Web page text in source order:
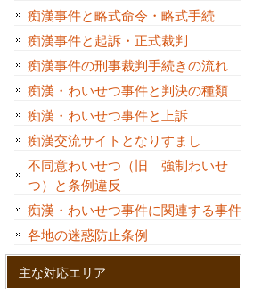
痴漢事件と略式命令・略式手続
痴漢事件と起訴・正式裁判
痴漢事件の刑事裁判手続きの流れ
痴漢・わいせつ事件と判決の種類
痴漢・わいせつ事件と上訴
痴漢交流サイトとなりすまし
不同意わいせつ（旧 強制わいせ
つ）と条例違反
痴漢・わいせつ事件に関連する事件
各地の迷惑防止条例
主な対応エリア